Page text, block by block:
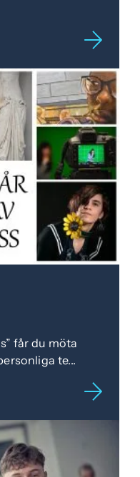
får du möta
te...